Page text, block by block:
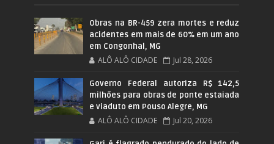
Obras na BR-459 zera mortes e reduz
acidentes em mais de 60% em um ano
em Congonhal, MG
ALÔ ALÔ CIDADE Jul 28, 2026
Governo Federal autoriza R$ 142,5
milhões para obras de ponte estaiada
e viaduto em Pouso Alegre, MG
ALÔ ALÔ CIDADE Jul 20, 2026